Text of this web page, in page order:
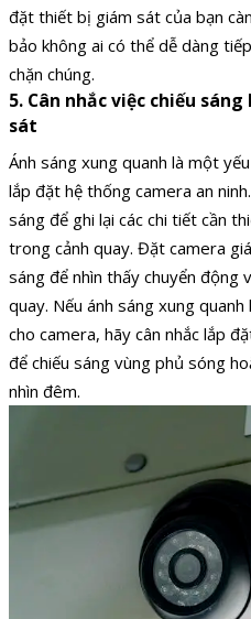
đặt thiết bị giám sát của bạn
bảo không ai có thể dễ dàng
chặn chúng.
5. Cân nhắc việc chiếu
sát
Ánh sáng xung quanh là một
lắp đặt hệ thống camera an
sáng để ghi lại các chi tiết cần
trong cảnh quay. Đặt camera
sáng để nhìn thấy chuyển động
quay. Nếu ánh sáng xung
cho camera, hãy cân nhắc lắp
để chiếu sáng vùng phủ sóng
nhìn đêm.